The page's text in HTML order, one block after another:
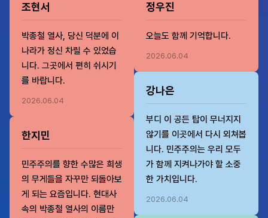
조현서
박종철 열사, 당신 덕분에 이
나라가 정신 차릴 수 있었습
니다. 그곳에서 편히 쉬시기
를 바랍니다.
2026.06.04
한지민
민주주의를 향한 수많은 희생
의 무게들을 자꾸만 되돌아보
게 되는 요즘입니다. 현대사
속의 박종철 열사의 이름만
정우진
오늘도 함께 기억합니다.
2026.06.04
강나은
부디 이 공든 탑이 무너지지
않기를 이곳에서 다시 외쳐봅
니다. 민주주의는 우리 모두
가 함께 지켜나가야 할 소중
한 가치입니다.
2026.06.04